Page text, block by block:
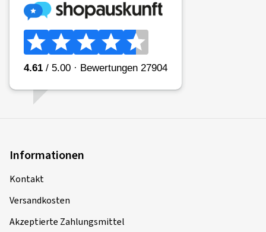
Informationen
Kontakt
Versandkosten
Akzeptierte Zahlungsmittel